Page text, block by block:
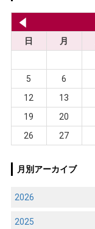
日
月
5
6
12
13
19
20
26
27
月別アーカイブ
2026
2025